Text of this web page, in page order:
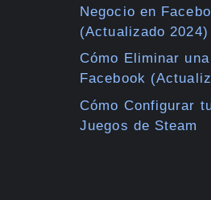
Negocio en
(Actualizado 2024)
Cómo Eliminar
Facebook
Cómo Configurar
Juegos de Steam